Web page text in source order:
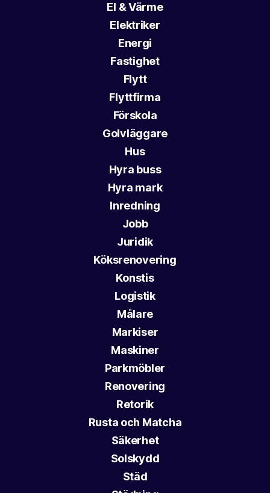
El & Värme
Elektriker
Energi
Fastighet
Flytt
Flyttfirma
Förskola
Golvläggare
Hus
Hyra buss
Hyra mark
Inredning
Jobb
Juridik
Köksrenovering
Konstis
Logistik
Målare
Markiser
Maskiner
Parkmöbler
Renovering
Retorik
Rusta och Matcha
Säkerhet
Solskydd
Städ